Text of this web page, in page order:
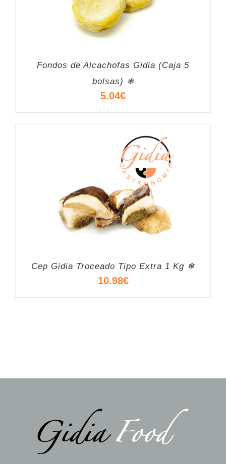
Fondos de Alcachofas Gidia (Caja 5
bolsas) ❄
5.04€
Cep Gidia Troceado Tipo Extra 1 Kg ❄
10.98€